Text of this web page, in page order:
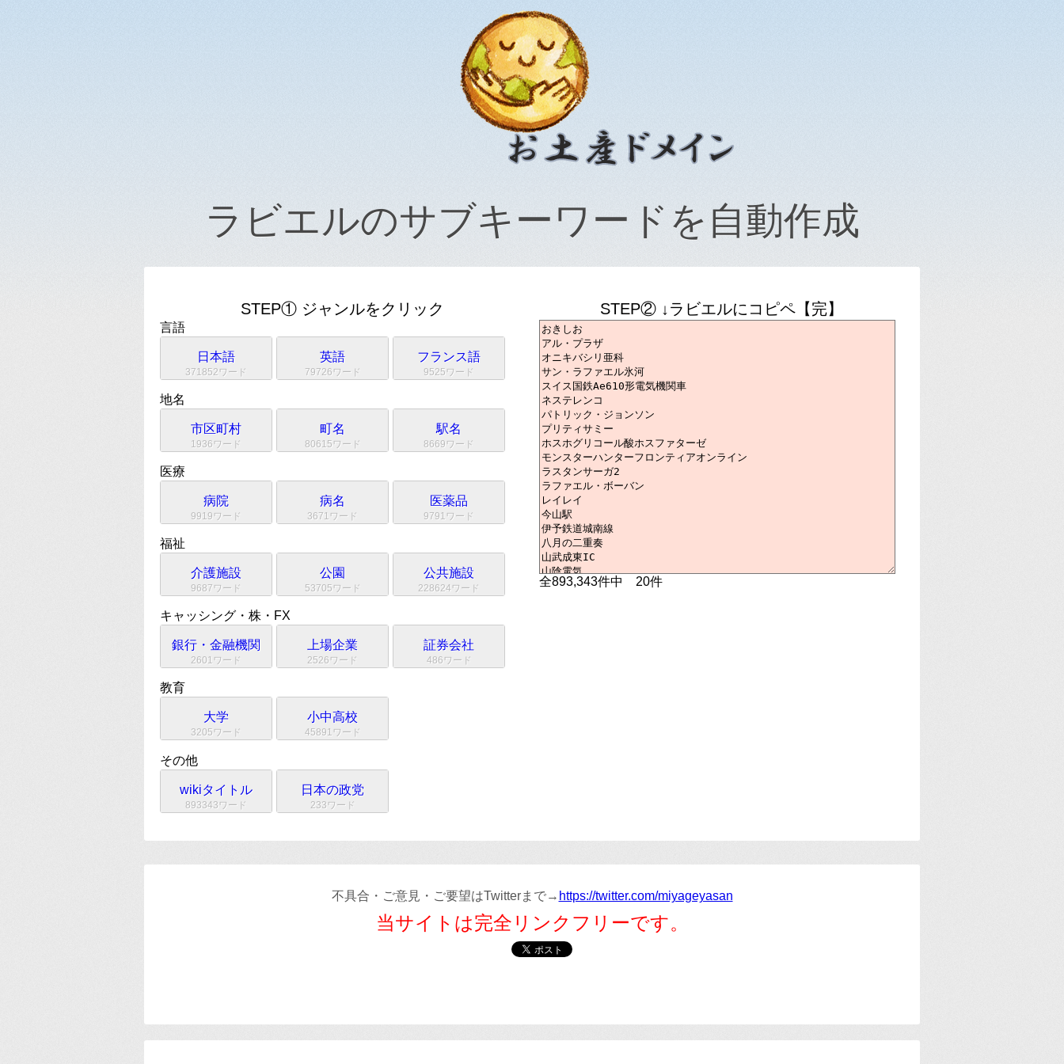
ラビエルのサブキーワードを自動作成
STEP① ジャンルをクリック
言語
日本語
371852ワード
英語
79726ワード
フランス語
9525ワード
地名
市区町村
1936ワード
町名
80615ワード
駅名
8669ワード
医療
病院
9919ワード
病名
3671ワード
医薬品
9791ワード
福祉
介護施設
9687ワード
公園
53705ワード
公共施設
228624ワード
キャッシング・株・FX
銀行・金融機関
2601ワード
上場企業
2526ワード
証券会社
486ワード
教育
大学
3205ワード
小中高校
45891ワード
その他
wikiタイトル
893343ワード
日本の政党
233ワード
STEP② ↓ラビエルにコピペ【完】
全893,343件中 20件
不具合・ご意見・ご要望はTwitterまで→ https://twitter.com/miyageyasan
当サイトは完全リンクフリーです。